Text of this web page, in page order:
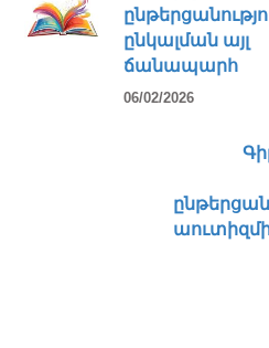
ընկալման այլ
ճանապարհ
06/02/2026